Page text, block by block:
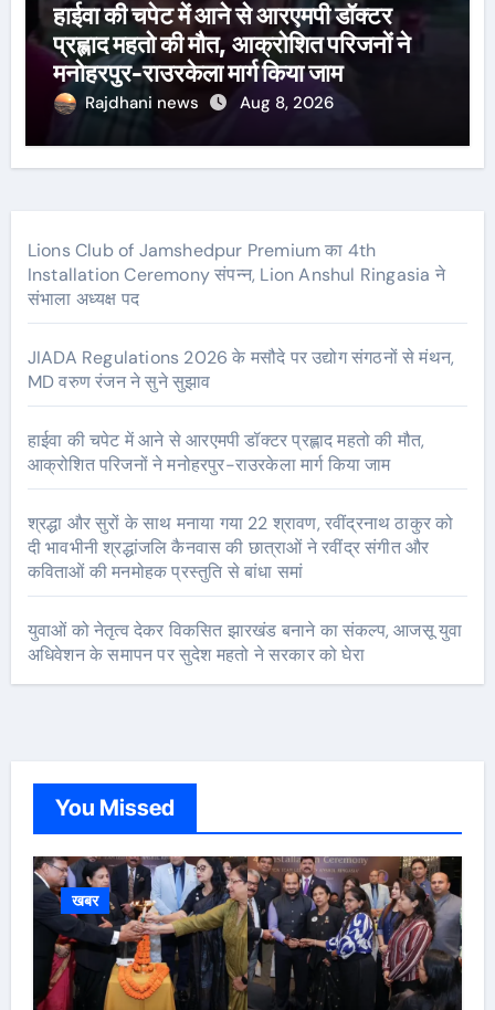
हाईवा की चपेट में आने से आरएमपी डॉक्टर
प्रह्लाद महतो की मौत, आक्रोशित परिजनों ने
मनोहरपुर-राउरकेला मार्ग किया जाम
Rajdhani news Aug 8, 2026
Lions Club of Jamshedpur Premium का 4th
Installation Ceremony संपन्न, Lion Anshul Ringasia ने
संभाला अध्यक्ष पद
JIADA Regulations 2026 के मसौदे पर उद्योग संगठनों से मंथन,
MD वरुण रंजन ने सुने सुझाव
हाईवा की चपेट में आने से आरएमपी डॉक्टर प्रह्लाद महतो की मौत,
आक्रोशित परिजनों ने मनोहरपुर-राउरकेला मार्ग किया जाम
श्रद्धा और सुरों के साथ मनाया गया 22 श्रावण, रवींद्रनाथ ठाकुर को
दी भावभीनी श्रद्धांजलि कैनवास की छात्राओं ने रवींद्र संगीत और
कविताओं की मनमोहक प्रस्तुति से बांधा समां
युवाओं को नेतृत्व देकर विकसित झारखंड बनाने का संकल्प, आजसू युवा
अधिवेशन के समापन पर सुदेश महतो ने सरकार को घेरा
You Missed
खबर